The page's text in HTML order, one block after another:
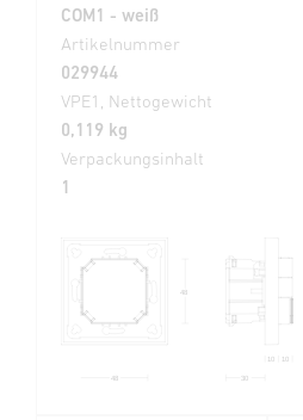
COM1 - weiß
Artikelnummer
029944
VPE1, Nettogewicht
0,119 kg
Verpackungsinhalt
1
48
48 30
10
10